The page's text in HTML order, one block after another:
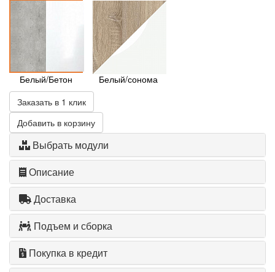
Белый/Бетон
Белый/сонома
Заказать в 1 клик
Добавить в корзину
Выбрать модули
Описание
Доставка
Подъем и сборка
Покупка в кредит